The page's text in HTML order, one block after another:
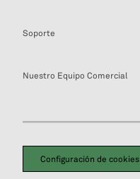
Soporte
Nuestro Equipo Comercial
Configuración de cookies